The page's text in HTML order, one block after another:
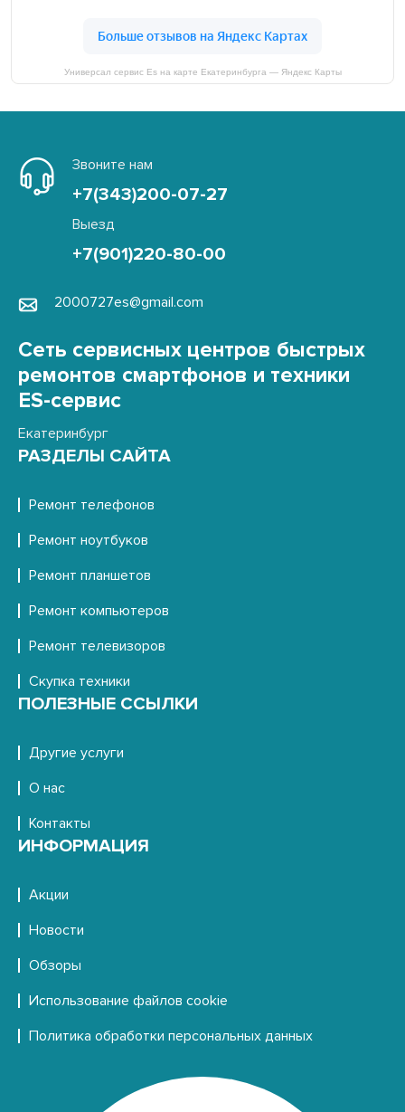
Универсал сервис Es на карте Екатеринбурга — Яндекс Карты
Звоните нам
+7(343)200-07-27
Выезд
+7(901)220-80-00
2000727es@gmail.com
Сеть сервисных центров быстрых
ремонтов смартфонов и техники
ES-сервис
Екатеринбург
РАЗДЕЛЫ САЙТА
Ремонт телефонов
Ремонт ноутбуков
Ремонт планшетов
Ремонт компьютеров
Ремонт телевизоров
Скупка техники
ПОЛЕЗНЫЕ ССЫЛКИ
Другие услуги
О нас
Контакты
ИНФОРМАЦИЯ
Акции
Новости
Обзоры
Использование файлов cookie
Политика обработки персональных данных